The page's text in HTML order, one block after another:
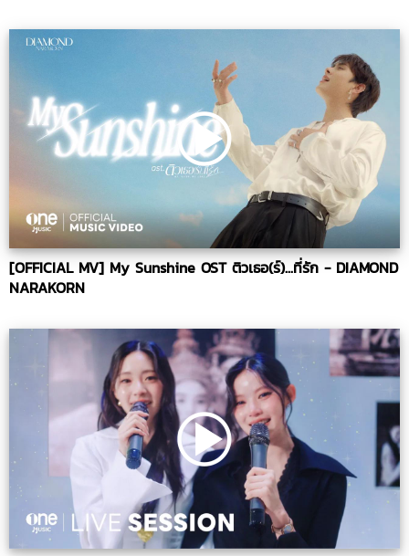
[OFFICIAL MV] My Sunshine OST ติวเธอ(ร์)...ที่รัก - DIAMOND
NARAKORN